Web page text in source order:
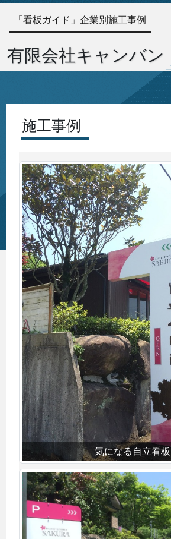
有限会社キャンバン
「看板ガイド」企業別施工事例
施工事例
気になる自立看板